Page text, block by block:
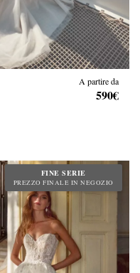
A partire da
590€
FINE SERIE
PREZZO FINALE IN NEGOZIO